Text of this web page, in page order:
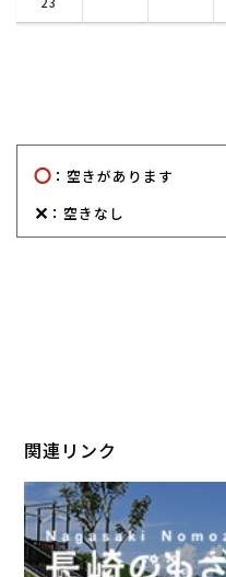
〇 ：空きがあります
✕ ：空きなし
関連リンク